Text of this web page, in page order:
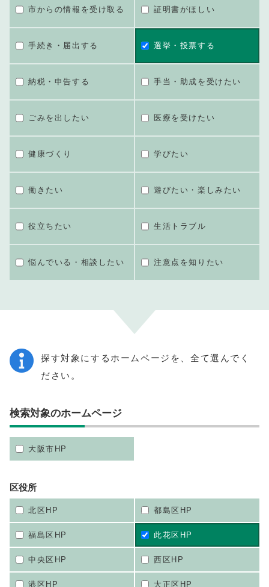
市からの情報を受け取る 証明書がほしい
手続き・届出する 選挙・投票する
納税・申告する 手当・助成を受けたい
ごみを出したい 医療を受けたい
健康づくり 学びたい
働きたい 遊びたい・楽しみたい
役立ちたい 生活トラブル
悩んでいる・相談したい 注意点を知りたい
探す対象にするホームページを、全て選んでく
ださい。
検索対象のホームページ
大阪市HP
区役所
北区HP 都島区HP
福島区HP 此花区HP
中央区HP 西区HP
港区HP 大正区HP